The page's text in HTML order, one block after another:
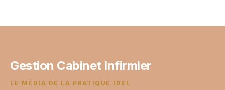
Gestion Cabinet Infirmier
LE MÉDIA DE LA PRATIQUE IDEL